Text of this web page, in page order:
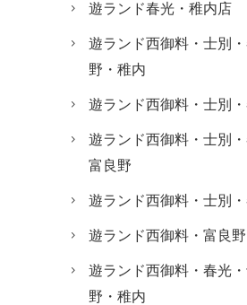
遊ランド春光・稚内店
遊ランド西御料・士別
野・稚内
遊ランド西御料・士別
遊ランド西御料・士別・
富良野
遊ランド西御料・士別
遊ランド西御料・富良
遊ランド西御料・春光
野・稚内